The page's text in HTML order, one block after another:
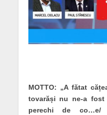
MOTTO: „A fătat
tovarăși nu ne-a
perechi de co…e/